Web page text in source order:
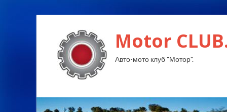
Motor
Авто-мото клуб "Мотор".